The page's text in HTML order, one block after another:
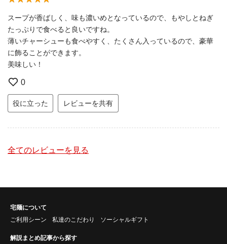
スープが香ばしく、味も濃いめとなっているので、もやしとねぎ
たっぷりで食べると良いですね。
薄いチャーシューも食べやすく、たくさん入っているので、豪華
に飾ることができます。
美味しい！
0
役に立った レビューを共有
全てのレビューを見る
宅麺について
ご利用シーン
私達のこだわり ソーシャルギフト
解説まとめ記事から探す